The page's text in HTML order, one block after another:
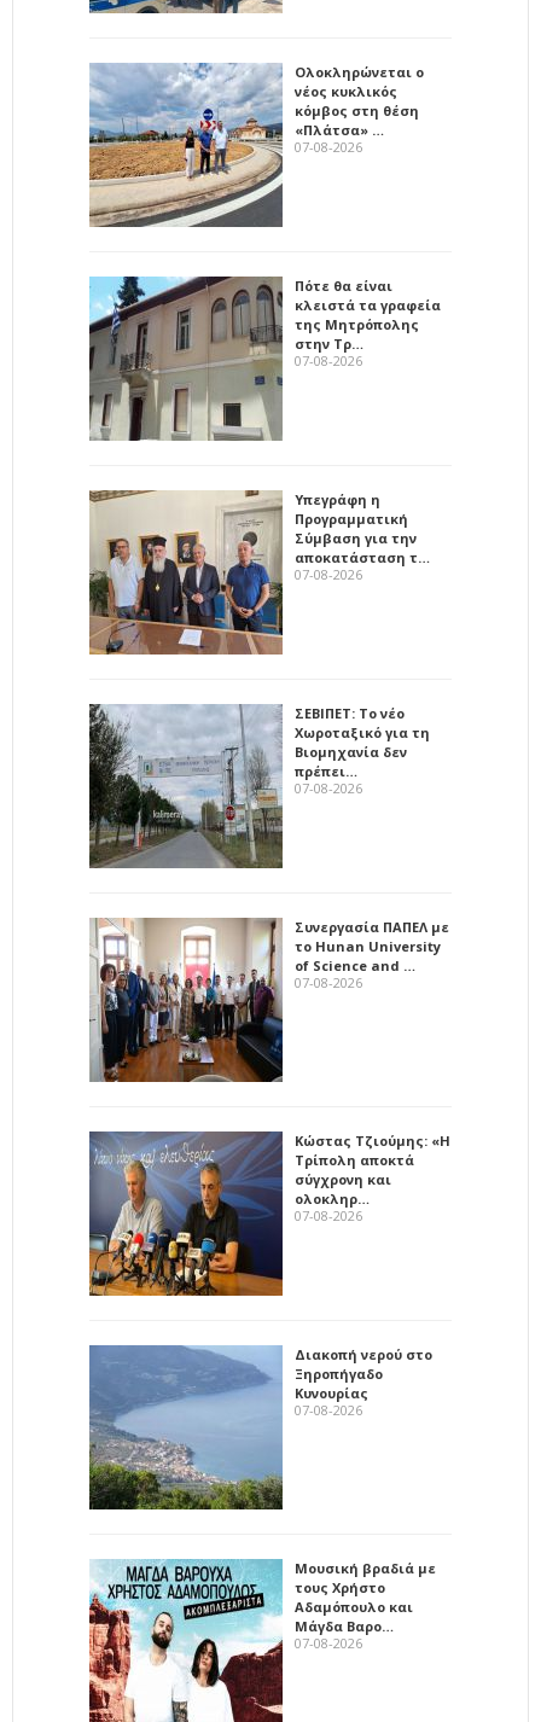
Ολοκληρώνεται ο
νέος κυκλικός
κόμβος στη θέση
«Πλάτσα» …
07-08-2026
Πότε θα είναι
κλειστά τα γραφεία
της Μητρόπολης
στην Τρ…
07-08-2026
Υπεγράφη η
Προγραμματική
Σύμβαση για την
αποκατάσταση τ…
07-08-2026
ΣΕΒΙΠΕΤ: Το νέο
Χωροταξικό για τη
Βιομηχανία δεν
πρέπει…
07-08-2026
Συνεργασία ΠΑΠΕΛ με
το Hunan University
of Science and …
07-08-2026
Κώστας Τζιούμης: «Η
Τρίπολη αποκτά
σύγχρονη και
ολοκληρ…
07-08-2026
Διακοπή νερού στο
Ξηροπήγαδο
Κυνουρίας
07-08-2026
Μουσική βραδιά με
τους Χρήστο
Αδαμόπουλο και
Μάγδα Βαρο…
07-08-2026